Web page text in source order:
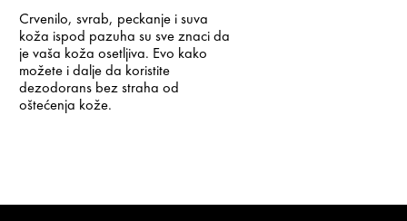
Crvenilo, svrab, peckanje i suva
koža ispod pazuha su sve znaci da
je vaša koža osetljiva. Evo kako
možete i dalje da koristite
dezodorans bez straha od
oštećenja kože.